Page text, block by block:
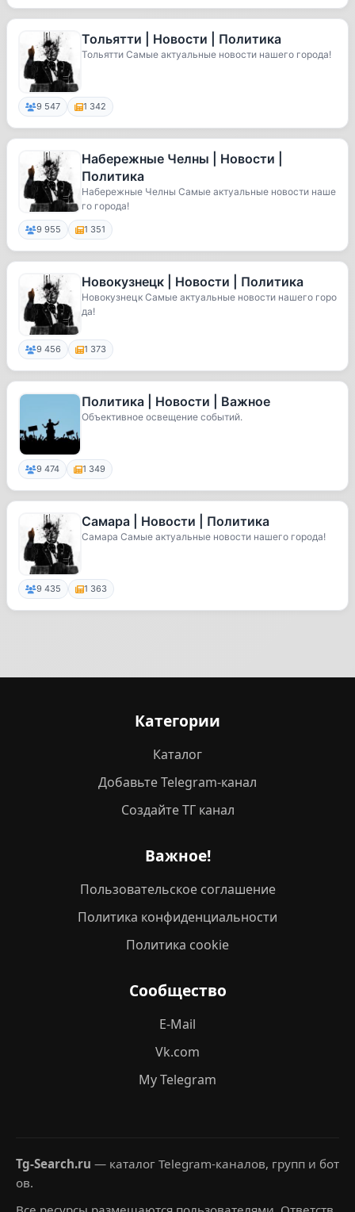
Тольятти | Новости | Политика
Тольятти Самые актуальные новости нашего города!
9 547 1 342
Набережные Челны | Новости |
Политика
Набережные Челны Самые актуальные новости наше
го города!
9 955 1 351
Новокузнецк | Новости | Политика
Новокузнецк Самые актуальные новости нашего горо
да!
9 456 1 373
Политика | Новости | Важное
Объективное освещение событий.
9 474 1 349
Самара | Новости | Политика
Самара Самые актуальные новости нашего города!
9 435 1 363
Категории
Каталог
Добавьте Telegram-канал
Создайте ТГ канал
Важное!
Пользовательское соглашение
Политика конфиденциальности
Политика cookie
Сообщество
E-Mail
Vk.com
My Telegram
Tg-Search.ru — каталог Telegram-каналов, групп и бот
ов.